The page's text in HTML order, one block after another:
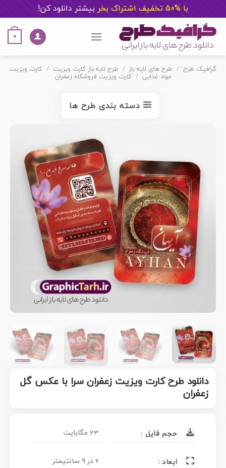
با %50 تخفیف اشتراک بخر بیشتر دانلود کن!
content
0
گرافیک طرح / طرح های لایه باز / طرح لایه باز کارت ویزیت / کارت ویزیت
مواد غذایی / کارت ویزیت فروشگاه زعفران
دسته بندی طرح ها
دانلود طرح کارت ویزیت زعفران سرا با عکس گل
زعفران
حجم فایل : 23 مگابایت
ابعاد : 6 در 9 سانتیمتر